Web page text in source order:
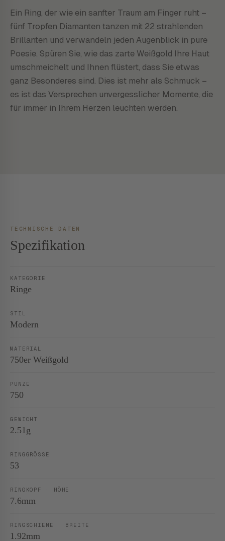
Ein Ring, der wie ein sanfter Traum am Finger ruht –
fünf Tropfen Diamanten tanzen mit 22 strahlenden
Brillanten und verwandeln jeden Augenblick in pure
Poesie. Spüren Sie, wie das zarte Weißgold Ihre Haut
umschmeichelt und Ihnen flüstert, dass Sie etwas
ganz Besonderes sind. Dies ist mehr als Schmuck –
es ist das Versprechen unvergesslicher Momente, die
für immer in Ihrem Herzen leuchten werden.
TECHNISCHE DATEN
Spezifikation
KATEGORIE
Ringe
STIL
Modern
MATERIAL
750er Weißgold
PUNZE
750
GEWICHT
2.51g
RINGGRÖSSE
53
RINGKOPF · HÖHE
7.6mm
RINGSCHIENE · BREITE
1.92mm